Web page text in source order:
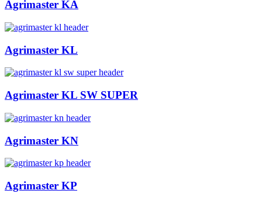
Agrimaster KA
Agrimaster KL
Agrimaster KL SW SUPER
Agrimaster KN
Agrimaster KP